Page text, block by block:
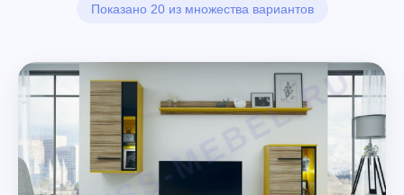
Показано 20 из множества вариантов